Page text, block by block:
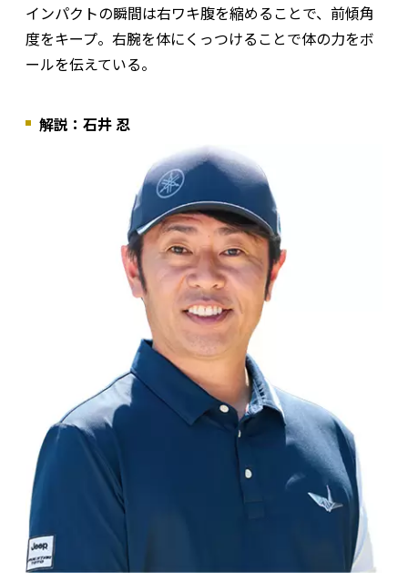
インパクトの瞬間は右ワキ腹を縮めることで、前傾角
度をキープ。右腕を体にくっつけることで体の力をボ
ールを伝えている。
解説：石井 忍